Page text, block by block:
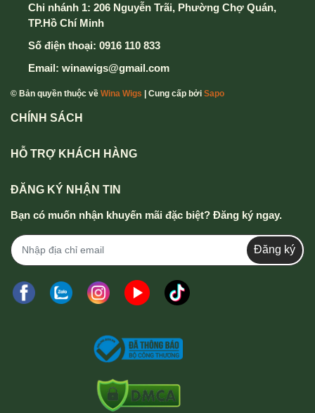
Chi nhánh 1: 206 Nguyễn Trãi, Phường Chợ Quán,
TP.Hồ Chí Minh
Số điện thoại: 0916 110 833
Email: winawigs@gmail.com
© Bản quyền thuộc về Wina Wigs | Cung cấp bởi Sapo
CHÍNH SÁCH
HỖ TRỢ KHÁCH HÀNG
ĐĂNG KÝ NHẬN TIN
Bạn có muốn nhận khuyến mãi đặc biệt? Đăng ký ngay.
Đăng ký